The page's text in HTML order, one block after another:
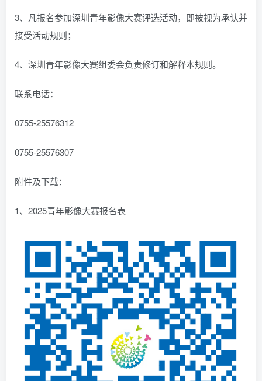
3、凡报名参加深圳青年影像大赛评选活动，即被视为承认并
接受活动规则；
4、深圳青年影像大赛组委会负责修订和解释本规则。
联系电话：
0755-25576312
0755-25576307
附件及下载：
1、2025青年影像大赛报名表